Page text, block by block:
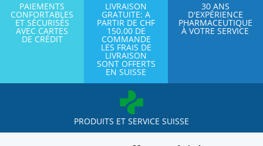
PAIEMENTS
CONFORTABLES
ET SÉCURISÉS
AVEC CARTES
DE CRÉDIT
LIVRAISON
GRATUITE: A
PARTIR DE CHF
150.00 DE
COMMANDE
LES FRAIS DE
LIVRAISON
SONT OFFERTS
EN SUISSE
30 ANS
D'EXPÉRIENCE
PHARMACEUTIQUE
À VOTRE SERVICE
PRODUITS ET SERVICE SUISSE